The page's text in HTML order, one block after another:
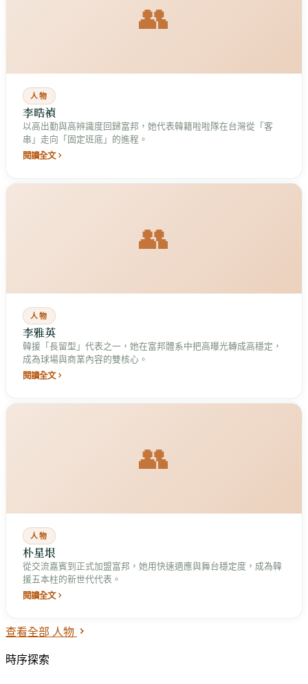
👥
人物
李晧禎
以高出勤與高辨識度回歸富邦，她代表韓籍啦啦隊在台灣從「客
串」走向「固定班底」的進程。
閱讀全文
👥
人物
李雅英
韓援「長留型」代表之一，她在富邦體系中把高曝光轉成高穩定，
成為球場與商業內容的雙核心。
閱讀全文
👥
人物
朴星垠
從交流嘉賓到正式加盟富邦，她用快速適應與舞台穩定度，成為韓
援五本柱的新世代代表。
閱讀全文
查看全部 人物
時序探索